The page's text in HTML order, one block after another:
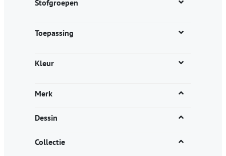
Stofgroepen
Toepassing
Kleur
Merk
Dessin
Collectie